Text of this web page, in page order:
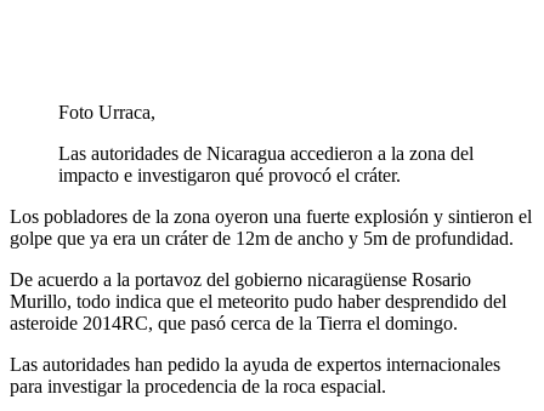
Foto Urraca,
Las autoridades de Nicaragua accedieron a la zona del
impacto e investigaron qué provocó el cráter.
Los pobladores de la zona oyeron una fuerte explosión y sintieron el
golpe que ya era un cráter de 12m de ancho y 5m de profundidad.
De acuerdo a la portavoz del gobierno nicaragüense Rosario
Murillo, todo indica que el meteorito pudo haber desprendido del
asteroide 2014RC, que pasó cerca de la Tierra el domingo.
Las autoridades han pedido la ayuda de expertos internacionales
para investigar la procedencia de la roca espacial.